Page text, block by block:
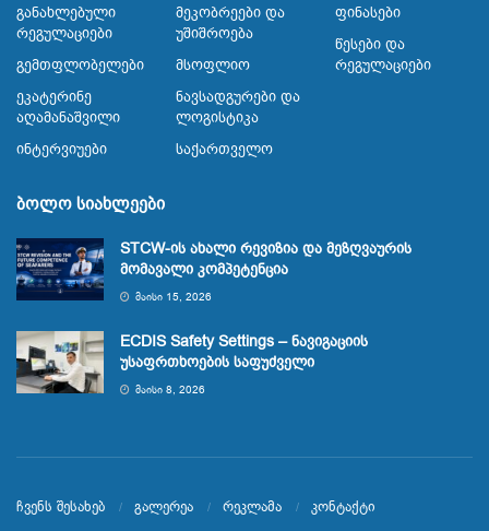
Განახლებული
Რეგულაციები
Გემთფლობელები
Ეკატერინე
Აღამანაშვილი
Ინტერვიუები
Მეკობრეები Და
Უშიშროება
Მსოფლიო
Ნავსადგურები Და
Ლოგისტიკა
Საქართველო
Ფინასები
Წესები Და
Რეგულაციები
ბოლო სიახლეები
STCW-ის ახალი რევიზია და მეზღვაურის
მომავალი კომპეტენცია
ᲛᲐᲘᲡᲘ 15, 2026
ECDIS Safety Settings – ნავიგაციის
უსაფრთხოების საფუძველი
ᲛᲐᲘᲡᲘ 8, 2026
ჩვენს შესახებ გალერეა რეკლამა კონტაქტი